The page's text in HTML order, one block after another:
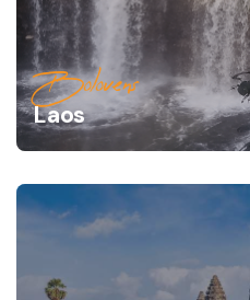
Bolovens
Laos